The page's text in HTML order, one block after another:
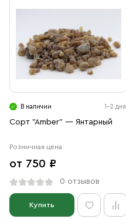
В наличии 1-2 дня
Сорт "Amber" — Янтарный
Розничная цена
от 750 ₽
0 отзывов
Купить